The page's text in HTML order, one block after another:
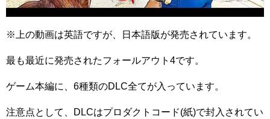
※上の動画は英語ですが、日本語版が発売されています。
最も最近に発売されたフォールアウト4です。
ゲーム本編に、6種類のDLC全てが入っています。
注意点として、DLCはプロダクトコード(紙)で封入されてい